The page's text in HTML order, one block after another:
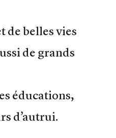
de belles vies
de grands
éducations,
d’autrui.